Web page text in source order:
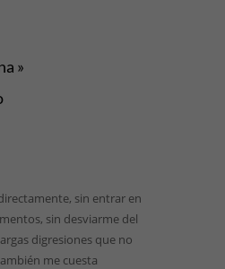
»
sin entrar en
sin desviarme del
digresiones que no
me cuesta